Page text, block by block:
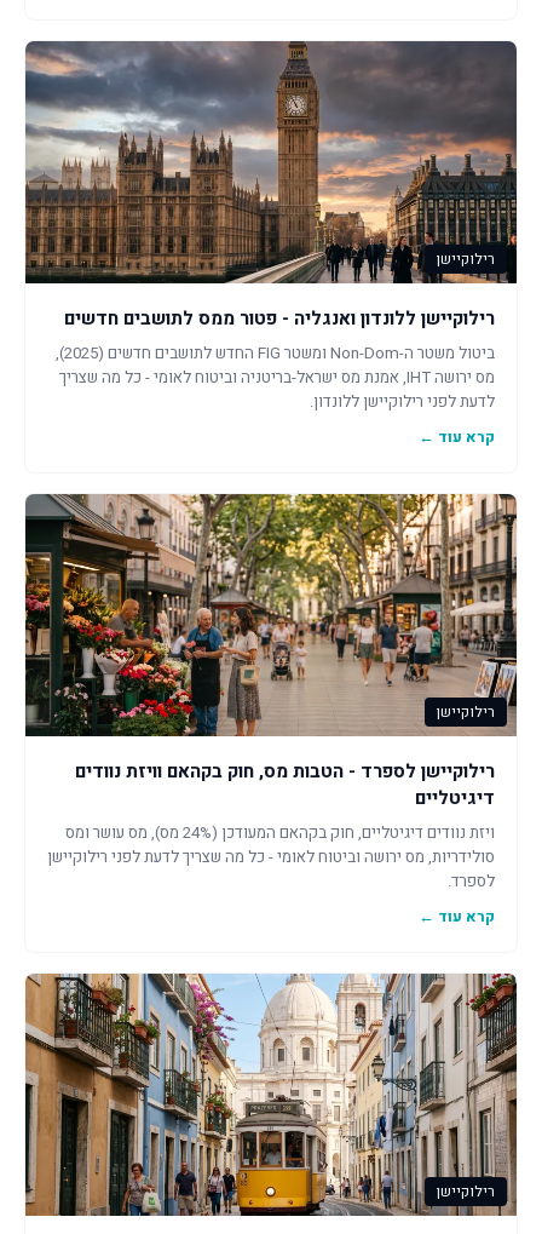
רילוקיישן
רילוקיישן ללונדון ואנגליה - פטור ממס לתושבים חדשים
ביטול משטר ה-Non-Dom ומשטר FIG החדש לתושבים חדשים (2025),
מס ירושה IHT, אמנת מס ישראל-בריטניה וביטוח לאומי - כל מה שצריך
לדעת לפני רילוקיישן ללונדון.
קרא עוד ←
רילוקיישן
רילוקיישן לספרד - הטבות מס, חוק בקהאם וויזת נוודים
דיגיטליים
ויזת נוודים דיגיטליים, חוק בקהאם המעודכן (24% מס), מס עושר ומס
סולידריות, מס ירושה וביטוח לאומי - כל מה שצריך לדעת לפני רילוקיישן
לספרד.
קרא עוד ←
רילוקיישן